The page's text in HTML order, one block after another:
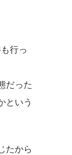
行っ
だった
という
たから